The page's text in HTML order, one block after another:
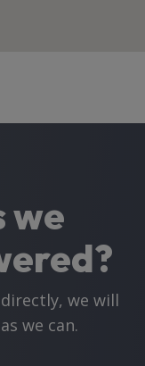
we
we will
we can.